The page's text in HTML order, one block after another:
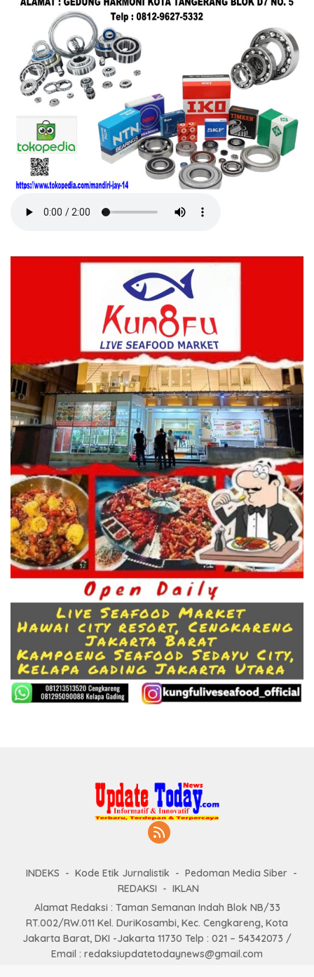
INDEKS Kode Etik Jurnalistik
Pedoman Media Siber
REDAKSI
IKLAN
Alamat Redaksi : Taman Semanan Indah Blok NB/33
RT.002/RW.011 Kel. DuriKosambi, Kec. Cengkareng, Kota
Jakarta Barat, DKI -Jakarta 11730 Telp : 021 – 54342073 /
Email : redaksiupdatetodaynews@gmail.com